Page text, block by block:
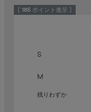
[ 185 ポイント進呈 ]
S
M
残りわずか